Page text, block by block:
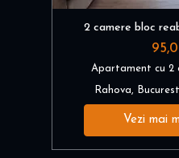
2 camere bloc
Apartament cu 2
Rahova,
Vezi mai